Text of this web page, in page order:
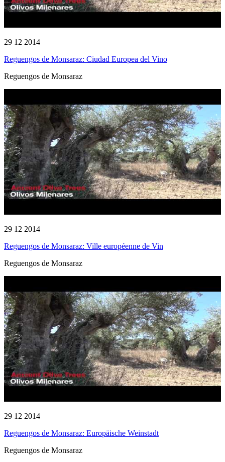
29 12 2014
Reguengos de Monsaraz: Ciudad Europea del Vino
Reguengos de Monsaraz
29 12 2014
Reguengos de Monsaraz: Ville européenne de Vin
Reguengos de Monsaraz
29 12 2014
Reguengos de Monsaraz: Europäische Weinstadt
Reguengos de Monsaraz